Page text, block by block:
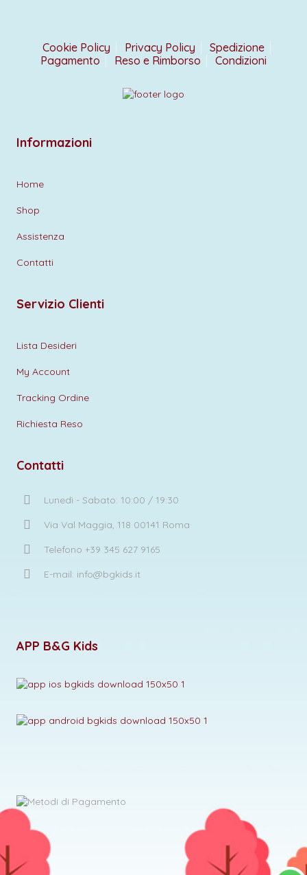
Cookie Policy Privacy Policy
Spedizione
Pagamento
Reso e Rimborso Condizioni
Informazioni
Home
Shop
Assistenza
Contatti
Servizio Clienti
Lista Desideri
My Account
Tracking Ordine
Richiesta Reso
Contatti
Lunedì - Sabato: 10:00 / 19:30
Via Val Maggia, 118 00141 Roma
Telefono +39 345 627 9165
E-mail: info@bgkids.it
APP B&G Kids